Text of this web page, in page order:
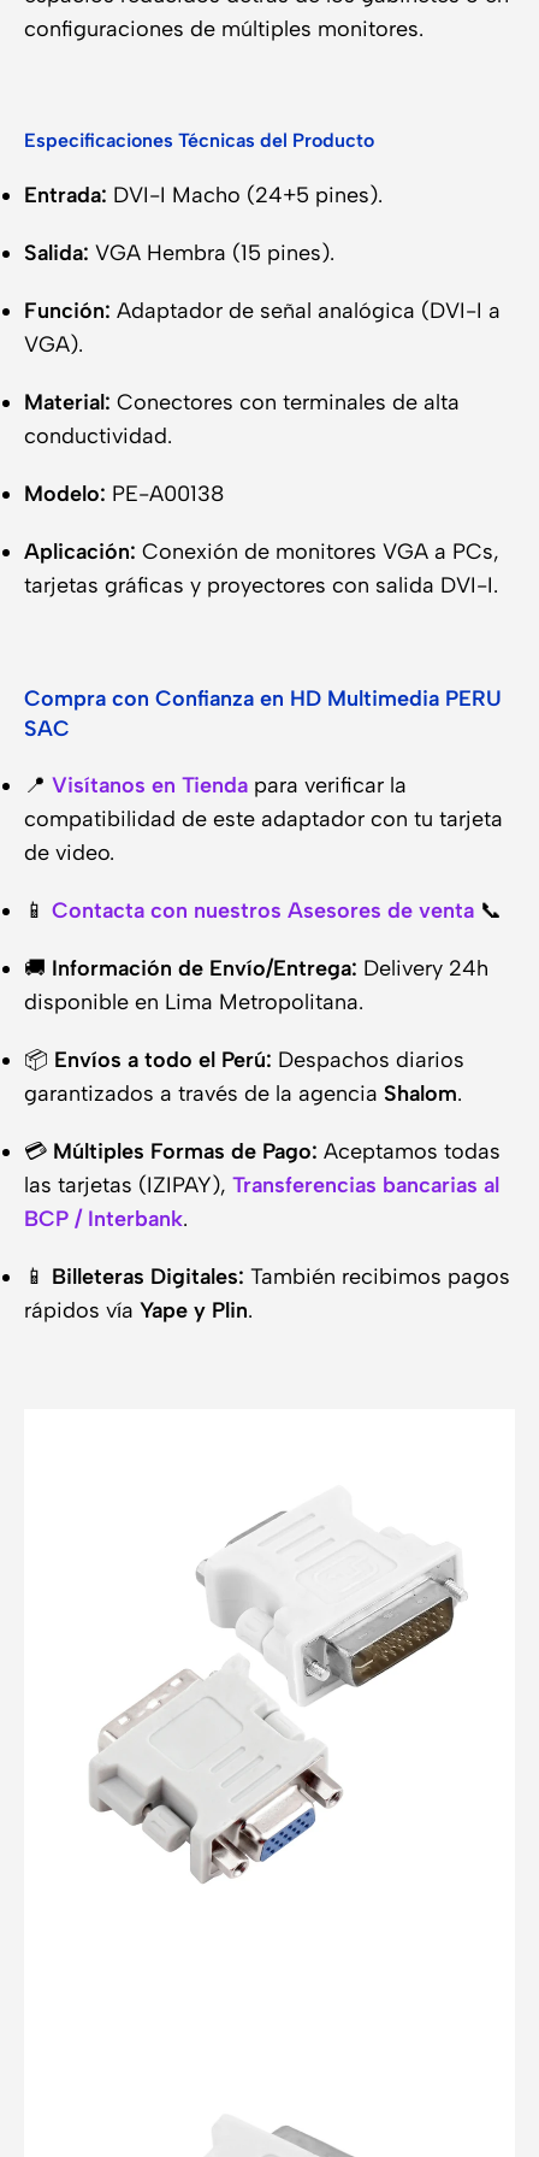
configuraciones de múltiples monitores.
Especificaciones Técnicas del Producto
Entrada: DVI-I Macho (24+5 pines).
Salida: VGA Hembra (15 pines).
Función: Adaptador de señal analógica (DVI-I a
VGA).
Material: Conectores con terminales de alta
conductividad.
Modelo: PE-A00138
Aplicación: Conexión de monitores VGA a PCs,
tarjetas gráficas y proyectores con salida DVI-I.
Compra con Confianza en HD Multimedia PERU
SAC
📍 Visítanos en Tienda para verificar la
compatibilidad de este adaptador con tu tarjeta
de video.
📱 Contacta con nuestros Asesores de venta 📞
🚚 Información de Envío/Entrega: Delivery 24h
disponible en Lima Metropolitana.
📦 Envíos a todo el Perú: Despachos diarios
garantizados a través de la agencia Shalom.
💳 Múltiples Formas de Pago: Aceptamos todas
las tarjetas (IZIPAY), Transferencias bancarias al
BCP / Interbank.
📱 Billeteras Digitales: También recibimos pagos
rápidos vía Yape y Plin.